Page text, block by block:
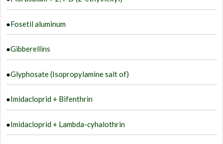
●Fosetil aluminum
●Gibberellins
●Glyphosate (Isopropylamine salt of)
●Imidacloprid + Bifenthrin
●Imidacloprid + Lambda-cyhalothrin